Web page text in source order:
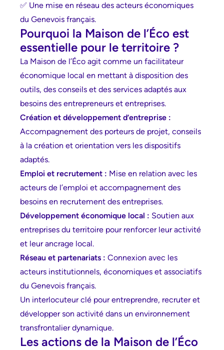
✅ Une mise en réseau des acteurs économiques
du Genevois français.
Pourquoi la Maison de l’Éco est
essentielle pour le territoire ?
La Maison de l’Éco agit comme un facilitateur
économique local en mettant à disposition des
outils, des conseils et des services adaptés aux
besoins des entrepreneurs et entreprises.
Création et développement d’entreprise :
Accompagnement des porteurs de projet, conseils
à la création et orientation vers les dispositifs
adaptés.
Emploi et recrutement : Mise en relation avec les
acteurs de l’emploi et accompagnement des
besoins en recrutement des entreprises.
Développement économique local : Soutien aux
entreprises du territoire pour renforcer leur activité
et leur ancrage local.
Réseau et partenariats : Connexion avec les
acteurs institutionnels, économiques et associatifs
du Genevois français.
Un interlocuteur clé pour entreprendre, recruter et
développer son activité dans un environnement
transfrontalier dynamique.
Les actions de la Maison de l’Éco